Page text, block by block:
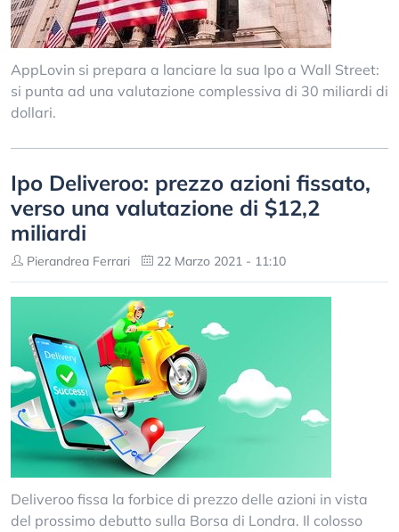
AppLovin si prepara a lanciare la sua Ipo a Wall Street:
si punta ad una valutazione complessiva di 30 miliardi di
dollari.
Ipo Deliveroo: prezzo azioni fissato,
verso una valutazione di $12,2
miliardi
Pierandrea Ferrari 22 Marzo 2021 - 11:10
Deliveroo fissa la forbice di prezzo delle azioni in vista
del prossimo debutto sulla Borsa di Londra. Il colosso